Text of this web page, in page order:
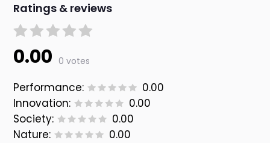
Ratings & reviews
0.00 0 votes
Performance:
0.00
Innovation:
0.00
Society:
0.00
Nature:
0.00